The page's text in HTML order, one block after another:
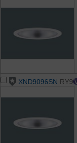
XND9096SN RY9